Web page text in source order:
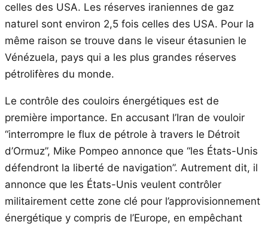
celles des USA. Les réserves iraniennes de gaz
naturel sont environ 2,5 fois celles des USA. Pour la
même raison se trouve dans le viseur étasunien le
Vénézuela, pays qui a les plus grandes réserves
pétrolifères du monde.
Le contrôle des couloirs énergétiques est de
première importance. En accusant l’Iran de vouloir
“interrompre le flux de pétrole à travers le Détroit
d’Ormuz”, Mike Pompeo annonce que “les États-Unis
défendront la liberté de navigation”. Autrement dit, il
annonce que les États-Unis veulent contrôler
militairement cette zone clé pour l’approvisionnement
énergétique y compris de l’Europe, en empêchant